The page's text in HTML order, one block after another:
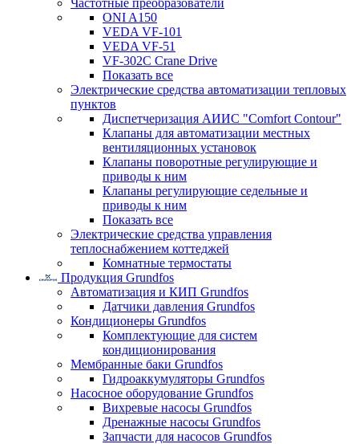
Частотные преобразователи
ONI A150
VEDA VF-101
VEDA VF-51
VF-302C Crane Drive
Показать все
Электрические средства автоматизации тепловых
пунктов
Диспетчеризация АИИС "Comfort Contour"
Клапаны для автоматизации местных
вентиляционных установок
Клапаны поворотные регулирующие и
приводы к ним
Клапаны регулирующие седельные и
приводы к ним
Показать все
Электрические средства управления
теплоснабжением коттеджей
Комнатные термостаты
Продукция Grundfos
Автоматизация и КИП Grundfos
Датчики давления Grundfos
Кондиционеры Grundfos
Комплектующие для систем
кондиционирования
Мембранные баки Grundfos
Гидроаккумуляторы Grundfos
Насосное оборудование Grundfos
Вихревые насосы Grundfos
Дренажные насосы Grundfos
Запчасти для насосов Grundfos